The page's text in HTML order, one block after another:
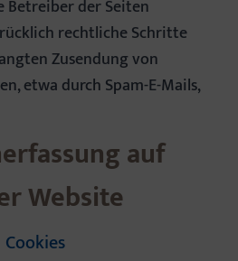
Betreiber der Seiten
rechtliche Schritte
Zusendung von
etwa durch Spam-E-Mails,
auf
Website
Cookies